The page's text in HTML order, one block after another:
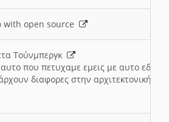
with open source
Τούνμπεργκ
που πετυχαμε εμεις με αυτο εδω
διαφορες στην αρχιτεκτονική